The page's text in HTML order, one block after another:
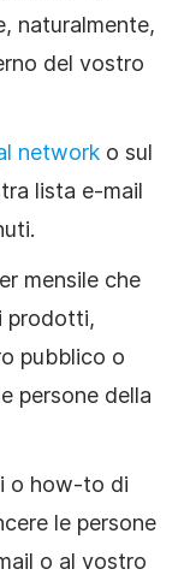
naturalmente,
del vostro
network o sul
lista e-mail
mensile che
prodotti,
pubblico o
persone della
o how-to di
le persone
o al vostro